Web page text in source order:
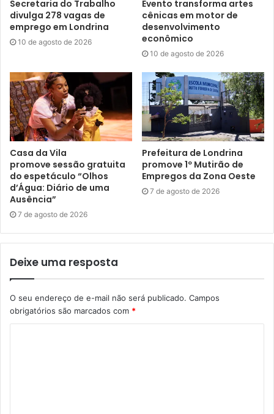
Concha;
Instituto Cultura e Social Ishindaiko – Projeto:
Ishindaiko: Uma Batida em Cada Canto
projeto “A Banda do 2º. Colégio da Polícia Militar do
Paraná” – Feiras Musicais de Londrina;
Instituto José Gonzaga Vieira – Orquestra de Metais
Londrina – “Série Música nos Parques”;
Associação dos Profissionais de Arte de Londrina –
Projeto Rolé.
Além dos projetos selecionados pelo Edital 002/2023, já
finalizado, foram também apontados os projetos que
chamados no caso de não ser possível a formalização com
alguma das entidades selecionadas.
Núcleo de Comunicação da Prefeitura de Londrina
Secretaria do Trabalho
divulga 278 vagas de
emprego em Londrina
10 de agosto de 2026
Evento transforma artes
cênicas em motor de
desenvolvimento
econômico
10 de agosto de 2026
Casa da Vila
promove sessão gratuita
do espetáculo “Olhos
d’Água: Diário de uma
Ausência”
7 de agosto de 2026
Prefeitura de Londrina
promove 1º Mutirão de
Empregos da Zona Oeste
7 de agosto de 2026
Deixe uma resposta
O seu endereço de e-mail não será publicado. Campos
obrigatórios são marcados com *